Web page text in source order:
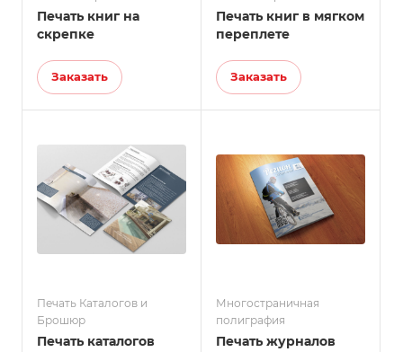
Печать книг на
скрепке
Заказать
Печать книг в мягком
переплете
Заказать
Печать Каталогов и
Брошюр
Печать каталогов
Многостраничная
полиграфия
Печать журналов